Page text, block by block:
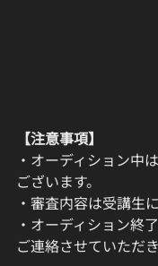
【注意事項】
・オーディション中
ございます。
・審査内容は受講生
・オーディション終
ご連絡させていただき